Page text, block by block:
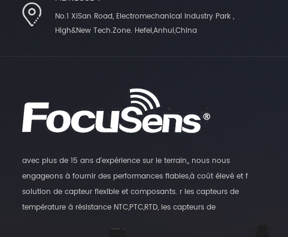
No.1 XiSan Road, Electromechanical Industry Park ,
High&New Tech.Zone. Hefei,Anhui,China
avec plus de 15 ans d'expérience sur le terrain,, nous nous
engageons à fournir des performances fiables,à coût élevé et f
solution de capteur flexible et composants. r les capteurs de
température à résistance NTC,PTC,RTD, les capteurs de